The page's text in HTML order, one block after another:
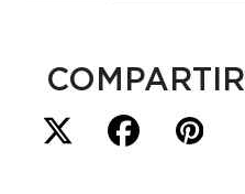
COMPARTIR